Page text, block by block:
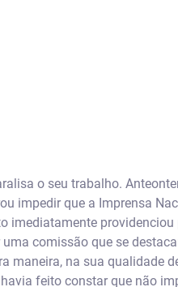
o seu trabalho.
impedir que a Imprensa
imediatamente providenciou
comissão que se
maneira, na sua qualidade
feito constar que não